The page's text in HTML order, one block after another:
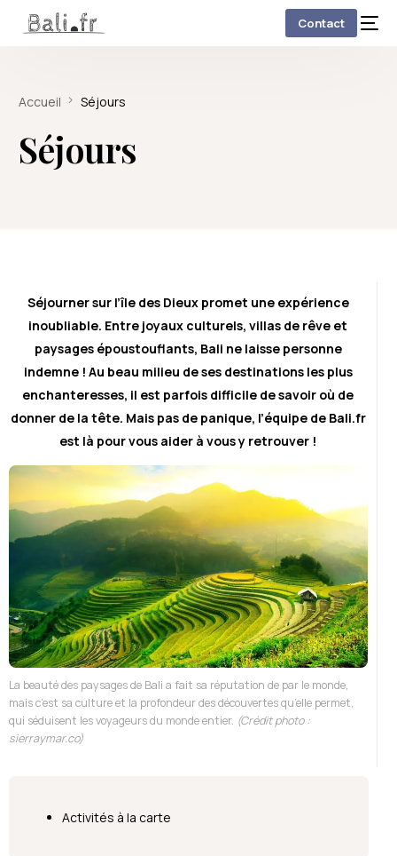
Contact
Accueil Séjours
Séjours
Séjourner sur l’île des Dieux promet une expérience
inoubliable. Entre joyaux culturels, villas de rêve et
paysages époustouflants, Bali ne laisse personne
indemne ! Au beau milieu de ses destinations les plus
enchanteresses, il est parfois difficile de savoir où de
donner de la tête. Mais pas de panique, l’équipe de Bali.fr
est là pour vous aider à vous y retrouver !
La beauté des paysages de Bali a fait sa réputation de par le monde,
mais c’est sa culture et la profondeur des découvertes qu’elle permet,
qui séduisent les voyageurs du monde entier. (Crédit photo :
sierraymar.co)
Activités à la carte